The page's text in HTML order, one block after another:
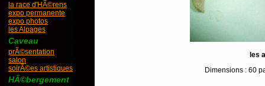
la race d'HÃ©rens
expo permanente
expo photos
les Alpages
Caveau
prÃ©sentation
salon
soirÃ©es artistiques
HÃ©bergement
les
Dimensions : 60